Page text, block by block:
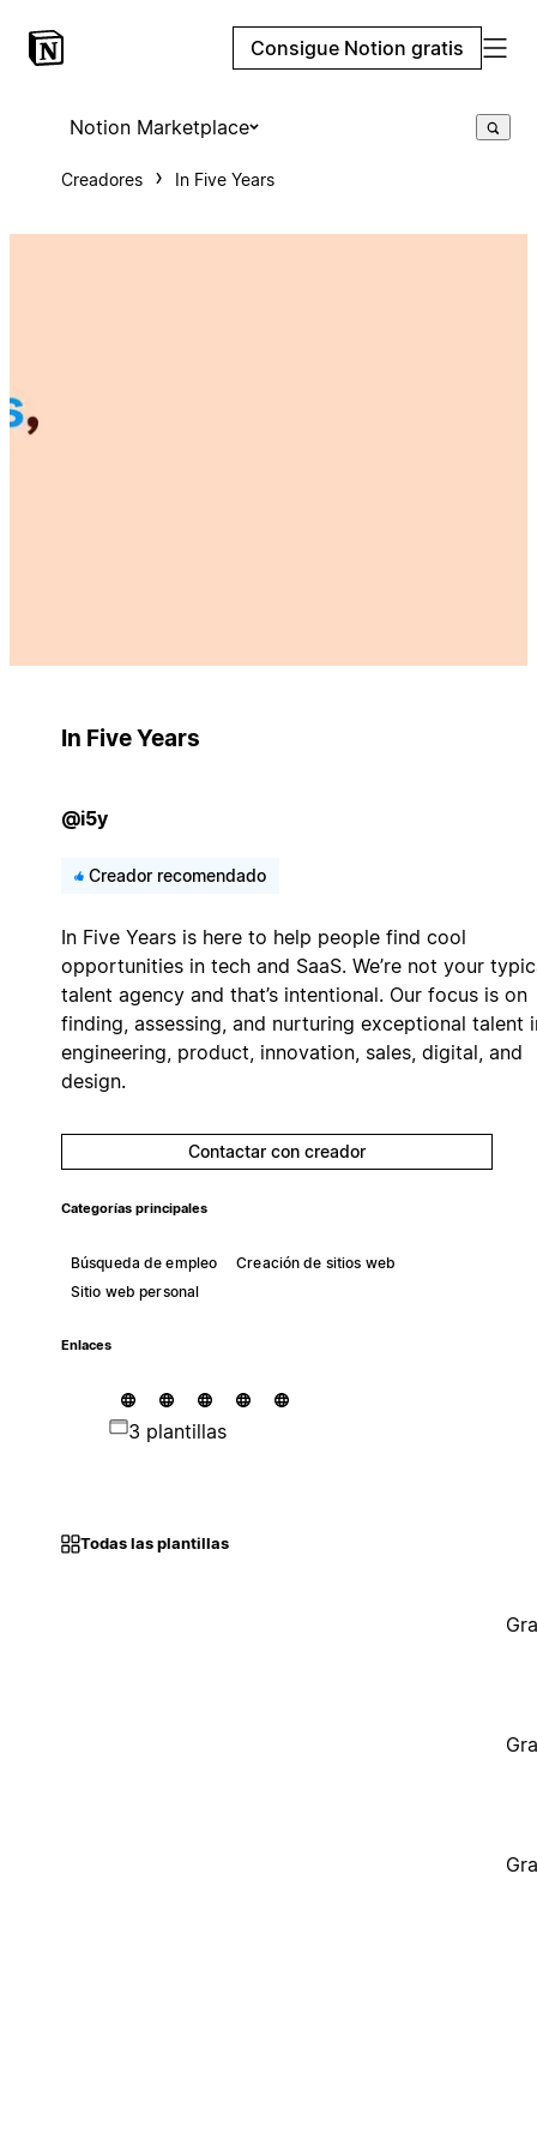
Consigue Notion gratis
Notion Marketplace
Creadores In Five Years
In Five Years
@i5y
Creador recomendado
In Five Years is here to help people find cool
opportunities in tech and SaaS. We’re not your
talent agency and that’s intentional. Our focus is on
finding, assessing, and nurturing exceptional talent
engineering, product, innovation, sales, digital, and
design.
Contactar con creador
Categorías principales
Búsqueda de empleo
Creación de sitios web
Sitio web personal
Enlaces
3 plantillas
Todas las plantillas